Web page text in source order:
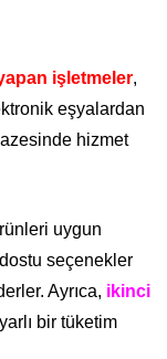
işletmeler,
eşyalardan
hizmet
uygun
seçenekler
Ayrıca, ikinci
bir tüketim